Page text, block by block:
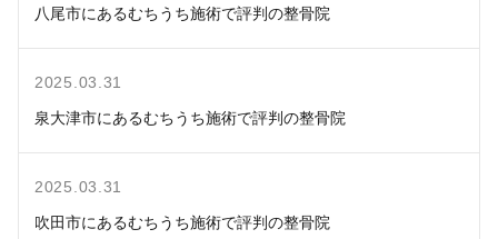
八尾市にあるむちうち施術で評判の整骨院
2025.03.31
泉大津市にあるむちうち施術で評判の整骨院
2025.03.31
吹田市にあるむちうち施術で評判の整骨院